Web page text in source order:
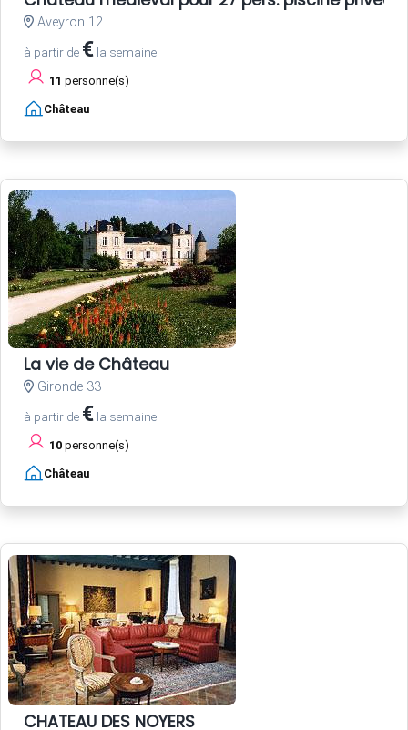
Aveyron 12
à partir de € la semaine
11 personne(s)
Château
La vie de Château
Gironde 33
à partir de € la semaine
10 personne(s)
Château
CHATEAU DES NOYERS